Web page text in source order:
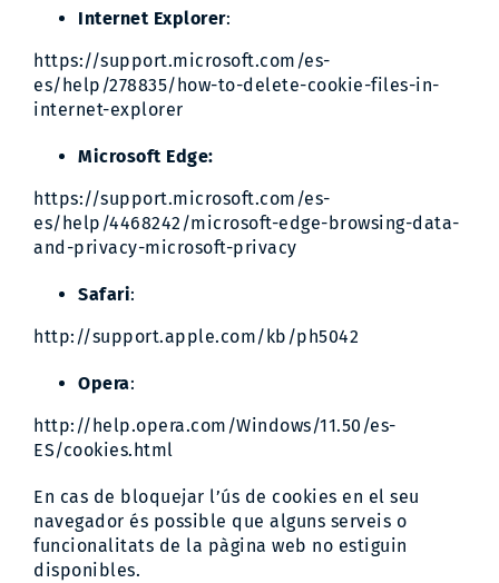
Internet Explorer:
https://support.microsoft.com/es-
es/help/278835/how-to-delete-cookie-files-in-
internet-explorer
Microsoft Edge:
https://support.microsoft.com/es-
es/help/4468242/microsoft-edge-browsing-data-
and-privacy-microsoft-privacy
Safari:
http://support.apple.com/kb/ph5042
Opera:
http://help.opera.com/Windows/11.50/es-
ES/cookies.html
En cas de bloquejar l’ús de cookies en el seu
navegador és possible que alguns serveis o
funcionalitats de la pàgina web no estiguin
disponibles.